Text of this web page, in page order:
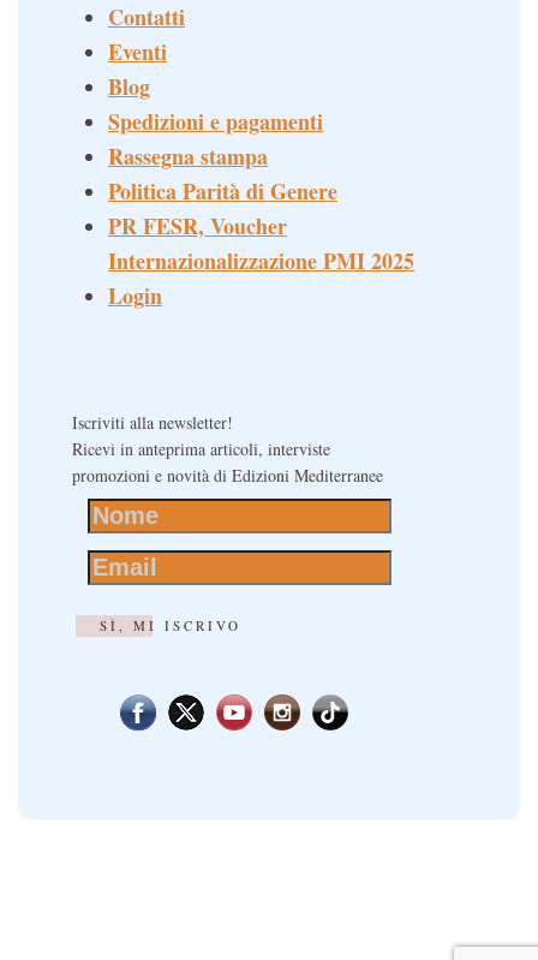
Contatti
Eventi
Blog
Spedizioni e pagamenti
Rassegna stampa
Politica Parità di Genere
PR FESR, Voucher
Internazionalizzazione PMI 2025
Login
Iscriviti alla newsletter!
Ricevi in anteprima articoli, interviste
promozioni e novità di Edizioni Mediterranee
SÌ, MI ISCRIVO